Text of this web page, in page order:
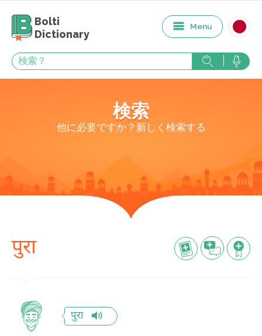
Bolti
Dictionary
Menu
検索
他に必要ですか？新しく検索する
पुरा
पुरा